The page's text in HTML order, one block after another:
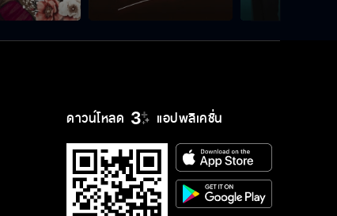
ดาวน์โหลด แอปพลิเคชั่น